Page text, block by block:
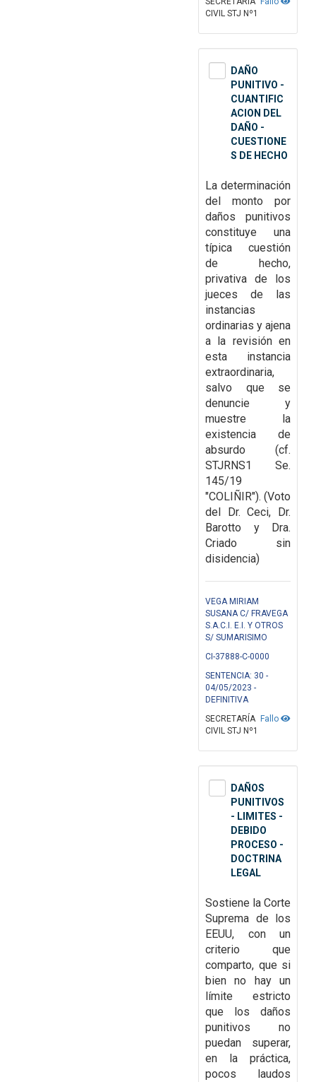
CIVIL STJ Nº1
DAÑO
PUNITIVO -
CUANTIFIC
ACION DEL
DAÑO -
CUESTIONE
S DE HECHO
La determinación
del monto por
daños punitivos
constituye una
típica cuestión
de hecho,
privativa de los
jueces de las
instancias
ordinarias y ajena
a la revisión en
esta instancia
extraordinaria,
salvo que se
denuncie y
muestre la
existencia de
absurdo (cf.
STJRNS1 Se.
145/19
"COLIÑIR"). (Voto
del Dr. Ceci, Dr.
Barotto y Dra.
Criado sin
disidencia)
VEGA MIRIAM
SUSANA C/ FRAVEGA
S.A.C.I. E.I. Y OTROS
S/ SUMARISIMO
CI-37888-C-0000
SENTENCIA: 30 -
04/05/2023 -
DEFINITIVA
Fallo
SECRETARÍA
CIVIL STJ Nº1
DAÑOS
PUNITIVOS
- LIMITES -
DEBIDO
PROCESO -
DOCTRINA
LEGAL
Sostiene la Corte
Suprema de los
EEUU, con un
criterio que
comparto, que si
bien no hay un
límite estricto
que los daños
punitivos no
puedan superar,
en la práctica,
pocos laudos